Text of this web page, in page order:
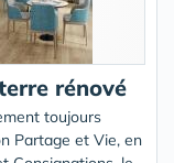
rénové
toujours
Partage et Vie, en